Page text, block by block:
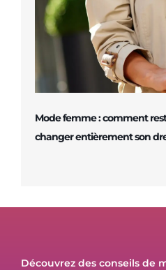
Mode femme : comment
changer entièrement son
Découvrez des conseils de